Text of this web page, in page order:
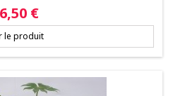
€
le produit